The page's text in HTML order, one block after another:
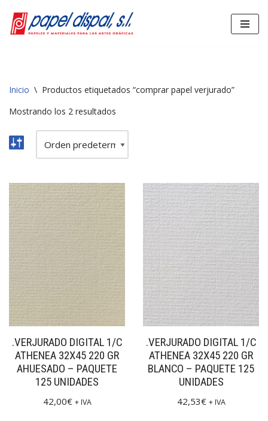
Saltar
Inicio \ Productos etiquetados “comprar papel verjurado”
Mostrando los 2 resultados
.VERJURADO DIGITAL 1/C
ATHENEA 32X45 220 GR
AHUESADO – PAQUETE
125 UNIDADES
42,00€ + IVA
.VERJURADO DIGITAL 1/C
ATHENEA 32X45 220 GR
BLANCO – PAQUETE 125
UNIDADES
42,53€ + IVA